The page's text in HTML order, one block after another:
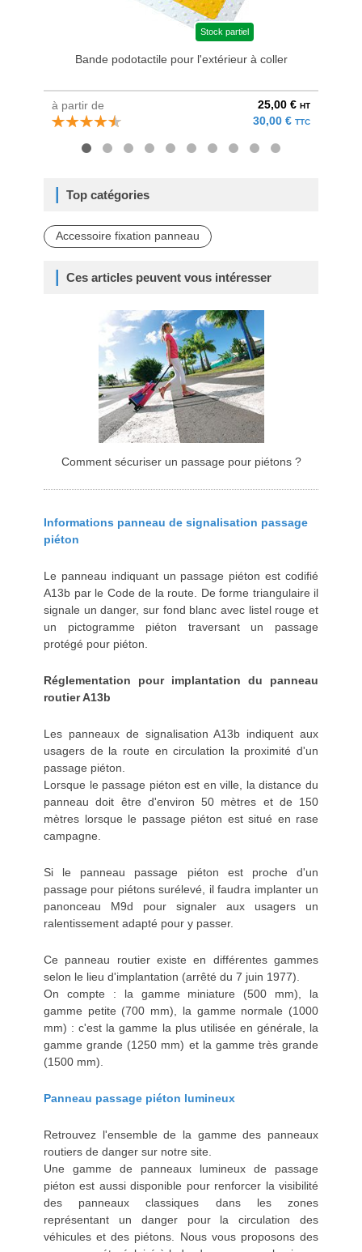
Stock partiel
Bande podotactile pour l'extérieur à coller
à partir de 25,00 € HT
30,00 € TTC
Top catégories
Accessoire fixation panneau
Ces articles peuvent vous intéresser
Comment sécuriser un passage pour piétons ?
Informations panneau de signalisation passage
piéton
Le panneau indiquant un passage piéton est codifié
A13b par le Code de la route. De forme triangulaire il
signale un danger, sur fond blanc avec listel rouge et
un pictogramme piéton traversant un passage
protégé pour piéton.
Réglementation pour implantation du panneau
routier A13b
Les panneaux de signalisation A13b indiquent aux
usagers de la route en circulation la proximité d'un
passage piéton.
Lorsque le passage piéton est en ville, la distance du
panneau doit être d'environ 50 mètres et de 150
mètres lorsque le passage piéton est situé en rase
campagne.
Si le panneau passage piéton est proche d'un
passage pour piétons surélevé, il faudra implanter un
panonceau M9d pour signaler aux usagers un
ralentissement adapté pour y passer.
Ce panneau routier existe en différentes gammes
selon le lieu d'implantation (arrêté du 7 juin 1977).
On compte : la gamme miniature (500 mm), la
gamme petite (700 mm), la gamme normale (1000
mm) : c'est la gamme la plus utilisée en générale, la
gamme grande (1250 mm) et la gamme très grande
(1500 mm).
Panneau passage piéton lumineux
Retrouvez l'ensemble de la gamme des panneaux
routiers de danger sur notre site.
Une gamme de panneaux lumineux de passage
piéton est aussi disponible pour renforcer la visibilité
des panneaux classiques dans les zones
représentant un danger pour la circulation des
véhicules et des piétons. Nous vous proposons des